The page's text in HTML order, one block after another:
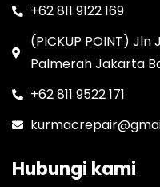
+62 811 9122 169
(PICKUP POINT) Jln
Palmerah Jakarta
+62 811 9522 171
Hubungi kami